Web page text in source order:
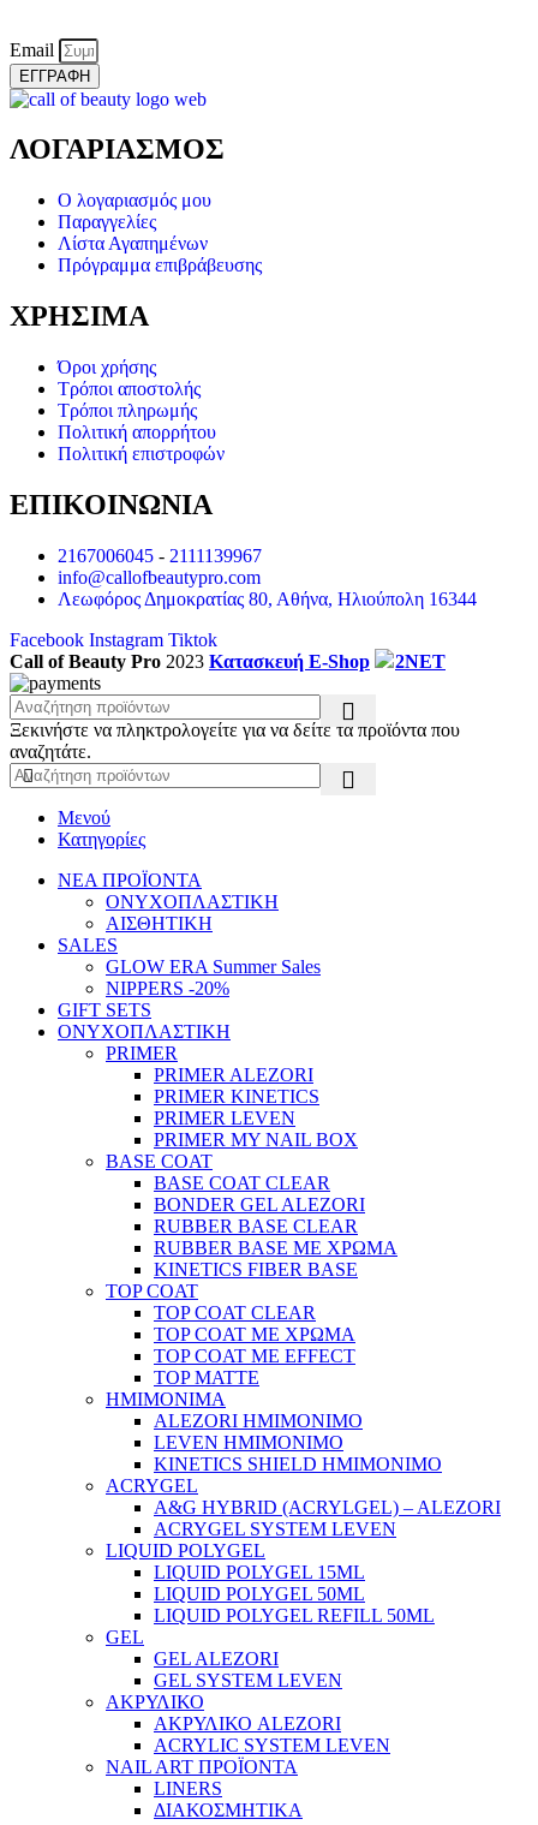
Email
ΕΓΓΡΑΦΗ
ΛΟΓΑΡΙΑΣΜΟΣ
Ο λογαριασμός μου
Παραγγελίες
Λίστα Αγαπημένων
Πρόγραμμα επιβράβευσης
ΧΡΗΣΙΜΑ
Όροι χρήσης
Τρόποι αποστολής
Τρόποι πληρωμής
Πολιτική απορρήτου
Πολιτική επιστροφών
ΕΠΙΚΟΙΝΩΝΙΑ
2167006045 - 2111139967
info@callofbeautypro.com
Λεωφόρος Δημοκρατίας 80, Αθήνα, Ηλιούπολη 16344
Facebook Instagram Tiktok
Call of Beauty Pro 2023 Κατασκευή E-Shop 2NET
Ξεκινήστε να πληκτρολογείτε για να δείτε τα προϊόντα που
αναζητάτε.
Μενού
Κατηγορίες
ΝΕΑ ΠΡΟΪΟΝΤΑ
ΟΝΥΧΟΠΛΑΣΤΙΚΗ
ΑΙΣΘΗΤΙΚΗ
SALES
GLOW ERA Summer Sales
NIPPERS -20%
GIFT SETS
ΟΝΥΧΟΠΛΑΣΤΙΚΗ
PRIMER
PRIMER ALEZORI
PRIMER KINETICS
PRIMER LEVEN
PRIMER MY NAIL BOX
BASE COAT
BASE COAT CLEAR
BONDER GEL ALEZORI
RUBBER BASE CLEAR
RUBBER BASE ΜΕ ΧΡΩΜΑ
KINETICS FIBER BASE
TOP COAT
TOP COAT CLEAR
TOP COAT ΜΕ ΧΡΩΜΑ
TOP COAT ΜΕ EFFECT
TOP MATTE
ΗΜΙΜΟΝΙΜΑ
ALEZORI ΗΜΙΜΟΝΙΜΟ
LEVEN ΗΜΙΜΟΝΙΜΟ
KINETICS SHIELD ΗΜΙΜΟΝΙΜΟ
ACRYGEL
A&G HYBRID (ACRYLGEL) – ALEZORI
ACRYGEL SYSTEM LEVEN
LIQUID POLYGEL
LIQUID POLYGEL 15ML
LIQUID POLYGEL 50ML
LIQUID POLYGEL REFILL 50ML
GEL
GEL ALEZORI
GEL SYSTEM LEVEN
ΑΚΡΥΛΙΚΟ
ΑΚΡΥΛΙΚΟ ALEZORI
ACRYLIC SYSTEM LEVEN
NAIL ART ΠΡΟΪΟΝΤΑ
LINERS
ΔΙΑΚΟΣΜΗΤΙΚΑ